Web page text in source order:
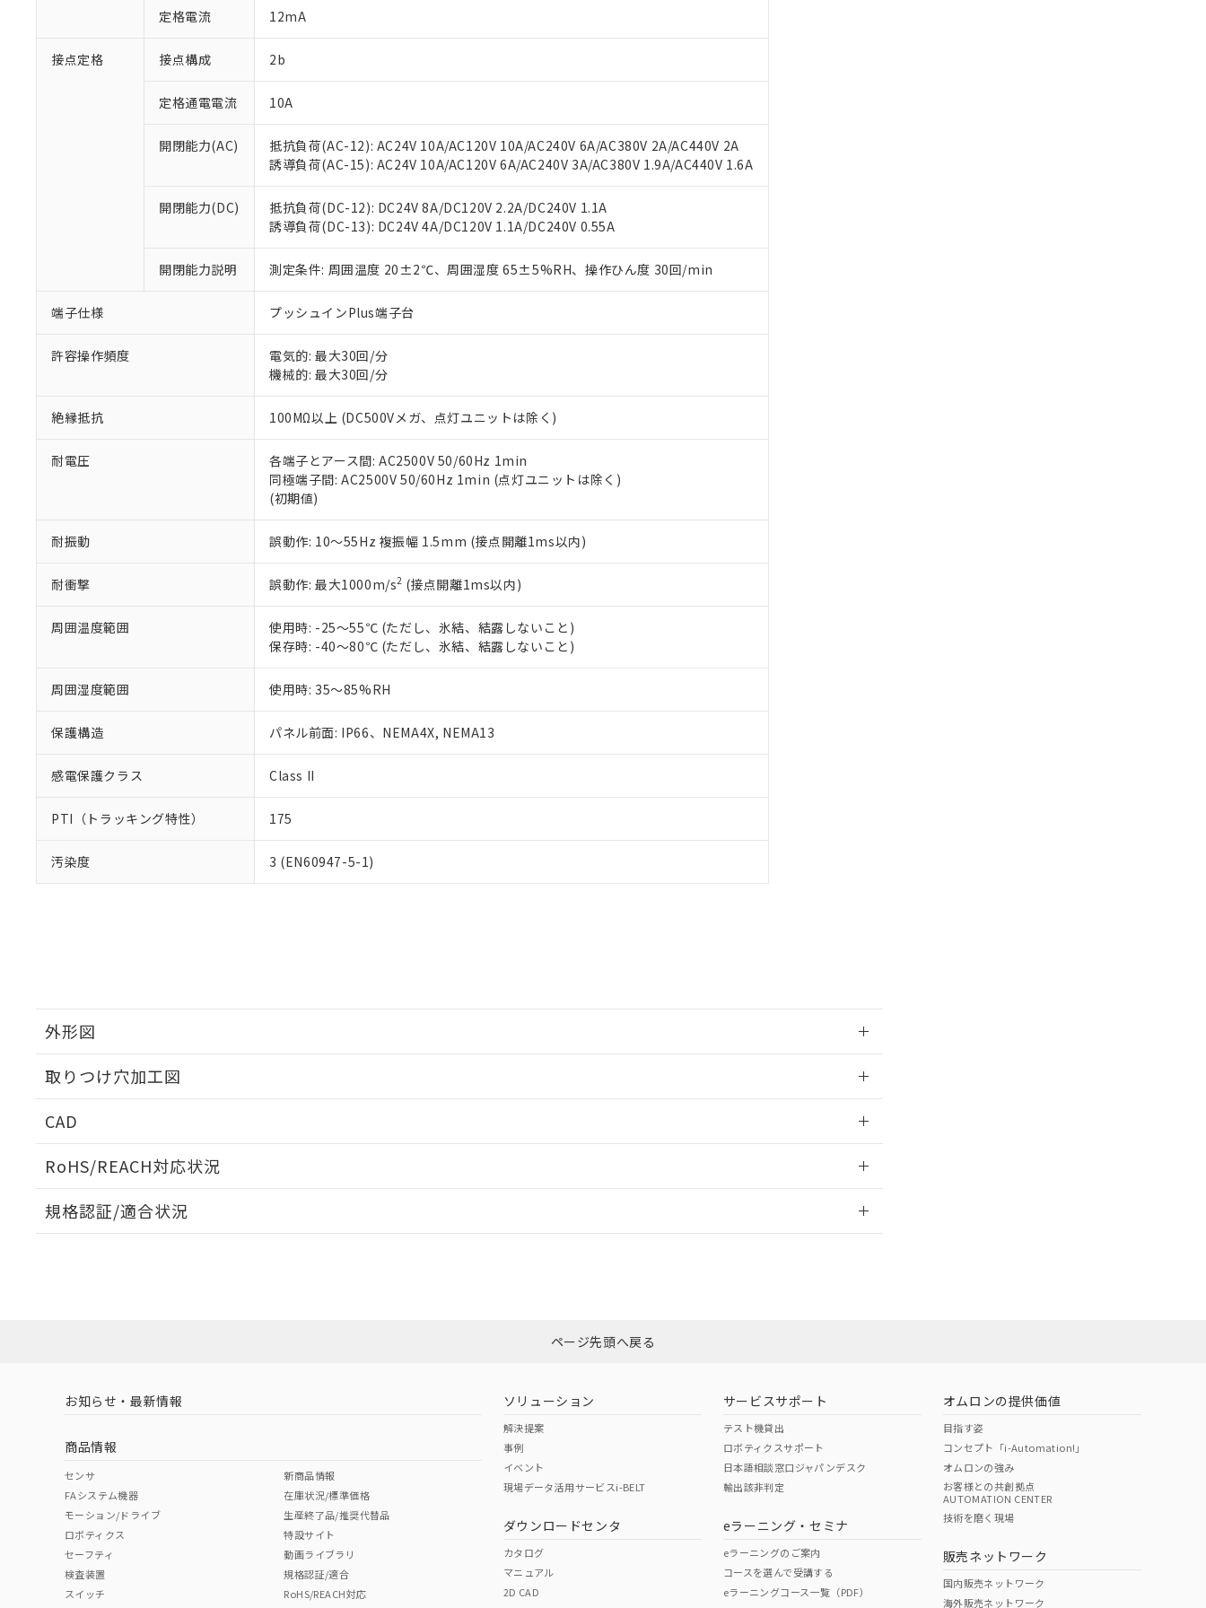
定格電流 12mA
接点定格 接点構成 2b
定格通電電流 10A
開閉能力(AC)
抵抗負荷(AC-12): AC24V 10A/AC120V 10A/AC240V 6A/AC380V 2A/AC440V 2A
誘導負荷(AC-15): AC24V 10A/AC120V 6A/AC240V 3A/AC380V 1.9A/AC440V 1.6A
開閉能力(DC)
抵抗負荷(DC-12): DC24V 8A/DC120V 2.2A/DC240V 1.1A
誘導負荷(DC-13): DC24V 4A/DC120V 1.1A/DC240V 0.55A
開閉能力説明 測定条件: 周囲温度 20±2℃、周囲湿度 65±5%RH、操作ひん度 30回/min
端子仕様 プッシュインPlus端子台
許容操作頻度
電気的: 最大30回/分
機械的: 最大30回/分
絶縁抵抗 100MΩ以上 (DC500Vメガ、点灯ユニットは除く)
耐電圧
各端子とアース間: AC2500V 50/60Hz 1min
同極端子間: AC2500V 50/60Hz 1min (点灯ユニットは除く)
(初期値)
耐振動 誤動作: 10～55Hz 複振幅 1.5mm (接点開離1ms以内)
耐衝撃 誤動作: 最大1000m/s2 (接点開離1ms以内)
周囲温度範囲
使用時: -25～55℃ (ただし、氷結、結露しないこと)
保存時: -40～80℃ (ただし、氷結、結露しないこと)
周囲湿度範囲 使用時: 35～85%RH
保護構造 パネル前面: IP66、NEMA4X, NEMA13
感電保護クラス Class II
PTI（トラッキング特性） 175
汚染度 3 (EN60947-5-1)
外形図
取りつけ穴加工図
CAD
RoHS/REACH対応状況
EU RoHS 注意事項・凡例
ダウンロードはこちら
中国 RoHS 注意事項・凡例
中国 RoHS表
Pb Hg Cr(VI)
O O
規格認証/適合状況
い。
正式な納期状況および標準価格はお客様のお取引先、またはお客様担当のオムロン制御機器販売店・
当社販売員にご相談ください。
オムロン制御機器販売店や当社販売拠点は「販売ネットワーク
」をご確認ください。
在庫状況および標準価格結果を当社の事前の承諾なく第三者に漏洩または開示しないようお願いしま
す。
マイパーツ機能（部品リスト作成サービス）をご利用いただくには、I-Webメンバーズにご登録され
お客様が当ウェブサイト上で当社にご登録された部品リストについて、当社および当社の共同利用者
が、当社の製品・サービスに関するお客様との取引・商談に必要な範囲で利用することをご了承くだ
さい。
※当社の共同利用者とは、"個人情報の共同利用に関して"
の「1.共同利用者の範囲」に記載されて
いる法人を指します。
但し、RoHS指令で産業用監視および制御機器に対する適用除外項目は除く。
※2 対応予定月
部品在庫の切り替え状況などにより、予定月が前後することがあります。
※3 非含有証明書ダウンロード
下記の非含有証明書をダウンロードすることができます。
EU RoHS指令（10物質）の非含有証明書
51物質の非含有証明書（当社基準）
※本証明書は発行日時点で非含有を証明するもので、過去に遡って非含有を証明するものではありません。
また、RoHS指令のフタル酸エステル類４物質の対応では、対応完了までの期間は出荷製品に未対応品が
混在することから備考欄に対応日を記載しておりました。
り割愛しております。
「○」：最大均質材料含有率が中国RoHSの基準値以下であることを示します。
「×」：最大均質材料含有率が中国RoHSの基準値を超えていることを示します。
*中国RoHS10物質の基準値 (GB/T26572)：
Pb(鉛) :1000ppm、 Hg(水銀) : 1000ppm、 Cd(カドミウム) : 100ppm、
Cr(Ⅵ)(六価クロム) : 1000ppm、 PBBs(ポリ臭化ビフェニル類) : 1000ppm、 PBDEs(ポリ臭化ジフェニルエーテル類) : 1000ppm、
DBP(フタル酸ジブチル) : 1000ppm、 DIBP(フタル酸ジイソブチル) : 1000ppm、 BBP(フタル酸ブチルベンジル) : 1000ppm、
DEHP(フタル酸ビス(2-エチルヘキシル)) : 1000ppm
※2 環境保護使用期限
「ｅ」：有害物質（10物質）のすべてが基準値以下であることを示します。
「10」：通常の使用状況下において有害物質が外部に漏えいし、環境に深刻な影響を及ぼさない年数を意
味します。
当社は、これら貴社製品のうち、外国為替および外国貿易法に定める商品（以下｢規制貨物等」とい
当社は貴社製品を、核兵器、ミサイル、化学兵器、生物兵器またはその他武器並びにこれらの製造装
置等に一切使用いたしません。
当社は、貴社製品を第三者に販売する場合は、上記1、2および3の内容を当該第三者に通知します。
また当社は、販売先および販売に係わる関係者が違法に輸出するおそれがある場合は、取り引きをい
たしません。
号
○ 一定数以上の在庫あり
△ 一定数には満たないが在庫あり
－
在庫なし(最新の在庫状況については、お客様のお取引先、またはお客様担当のオムロン制御
機器販売店・当社販売員にご確認ください)
空
白
受注生産機種、また在庫状況の情報を公開していない機種
ページ先頭へ戻る
お知らせ・最新情報
商品情報
センサ
FAシステム機器
モーション/ドライブ
ロボティクス
セーフティ
検査装置
スイッチ
新商品情報
在庫状況/標準価格
生産終了品/推奨代替品
特設サイト
動画ライブラリ
規格認証/適合
RoHS/REACH対応
ソリューション
解決提案
事例
イベント
現場データ活用サービスi-BELT
ダウンロードセンタ
カタログ
マニュアル
2D CAD
サービスサポート
テスト機貸出
ロボティクスサポート
日本語相談窓口ジャパンデスク
輸出該非判定
eラーニング・セミナ
eラーニングのご案内
コースを選んで受講する
eラーニングコース一覧（PDF）
オムロンの提供価値
目指す姿
コンセプト「i-Automation!」
オムロンの強み
お客様との共創拠点
AUTOMATION CENTER
技術を磨く現場
販売ネットワーク
国内販売ネットワーク
海外販売ネットワーク